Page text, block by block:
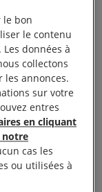
dans les
tous les
Palestiniens,
s’ils
ils peuvent
se
proches,
avoir
potable.
le bon
le contenu
données à
collectons
annonces.
sur votre
entres
en cliquant
notre
cas les
ou utilisées à